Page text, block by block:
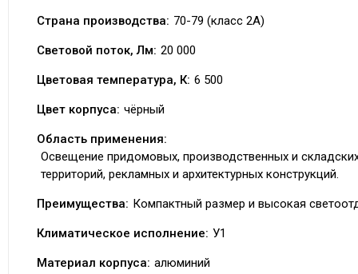
Страна производства: 70-79 (класс 2А)
Световой поток, Лм: 20 000
Цветовая температура, К: 6 500
Цвет корпуса: чёрный
Область применения:
Освещение придомовых, производственных и
территорий, рекламных и архитектурных конструкций.
Преимущества: Компактный размер и высокая
Климатическое исполнение: У1
Материал корпуса: алюминий